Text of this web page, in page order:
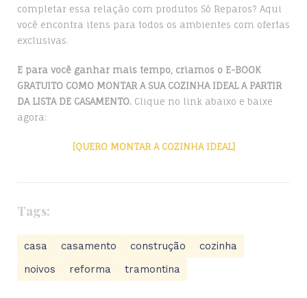
completar essa relação com produtos Só Reparos? Aqui
você encontra itens para todos os ambientes com ofertas
exclusivas.
E para você ganhar mais tempo, criamos o E-BOOK
GRATUITO COMO MONTAR A SUA COZINHA IDEAL A PARTIR
DA LISTA DE CASAMENTO. Clique no link abaixo e baixe
agora:
[QUERO MONTAR A COZINHA IDEAL]
Tags:
casa casamento construção
cozinha
noivos
reforma tramontina